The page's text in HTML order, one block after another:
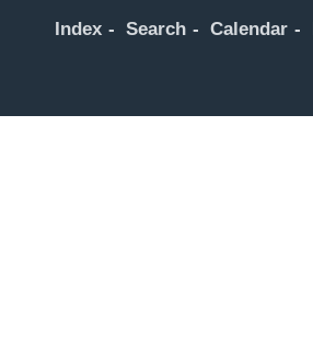
Index Search Calendar